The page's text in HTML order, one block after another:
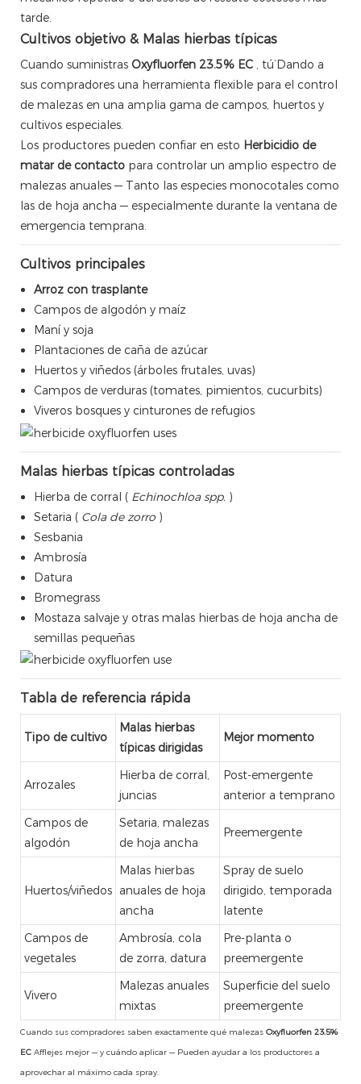
tarde.
Cultivos objetivo & Malas hierbas típicas
Cuando suministras Oxyfluorfen 23.5% EC , tú’Dando a
sus compradores una herramienta flexible para el control
de malezas en una amplia gama de campos, huertos y
cultivos especiales.
Los productores pueden confiar en esto Herbicidio de
matar de contacto para controlar un amplio espectro de
malezas anuales — Tanto las especies monocotales como
las de hoja ancha — especialmente durante la ventana de
emergencia temprana.
Cultivos principales
Arroz con trasplante
Campos de algodón y maíz
Maní y soja
Plantaciones de caña de azúcar
Huertos y viñedos (árboles frutales, uvas)
Campos de verduras (tomates, pimientos, cucurbits)
Viveros bosques y cinturones de refugios
Malas hierbas típicas controladas
Hierba de corral ( Echinochloa spp. )
Setaria ( Cola de zorro )
Sesbania
Ambrosía
Datura
Bromegrass
Mostaza salvaje y otras malas hierbas de hoja ancha de
semillas pequeñas
Tabla de referencia rápida
Tipo de cultivo
Malas hierbas
típicas dirigidas
Mejor momento
Arrozales
Hierba de corral,
juncias
Post-emergente
anterior a temprano
Campos de
algodón
Setaria, malezas
de hoja ancha
Preemergente
Huertos/viñedos
Malas hierbas
anuales de hoja
ancha
Spray de suelo
dirigido, temporada
latente
Campos de
vegetales
Ambrosía, cola
de zorra, datura
Pre-planta o
preemergente
Vivero
Malezas anuales
mixtas
Superficie del suelo
preemergente
Cuando sus compradores saben exactamente qué malezas Oxyfluorfen 23.5%
EC Afflejes mejor — y cuándo aplicar — Pueden ayudar a los productores a
aprovechar al máximo cada spray.